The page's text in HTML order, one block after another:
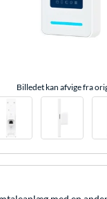
Billedet kan afvige fra